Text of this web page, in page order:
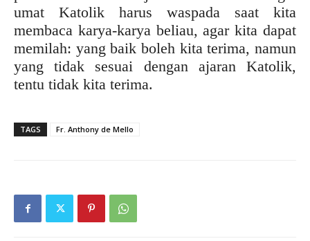
umat Katolik harus waspada saat kita
membaca karya-karya beliau, agar kita dapat
memilah: yang baik boleh kita terima, namun
yang tidak sesuai dengan ajaran Katolik,
tentu tidak kita terima.
TAGS Fr. Anthony de Mello